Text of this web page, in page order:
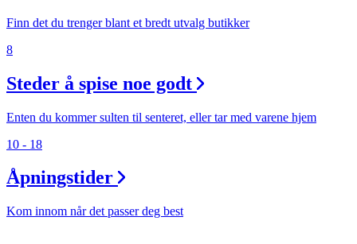
Ledige stillinger
Magasin
Finn frem
Finn det du trenger blant et bredt utvalg butikker
8
Steder å spise noe godt
Enten du kommer sulten til senteret, eller tar med varene hjem
10 - 18
Åpningstider
Kom innom når det passer deg best